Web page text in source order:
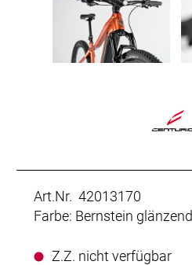
Art.Nr. 42013170
Farbe: Bernstein glänzend
Z.Z. nicht verfügbar